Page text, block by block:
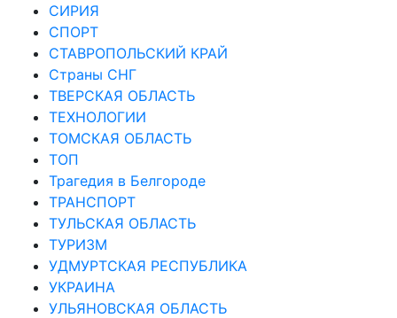
СИРИЯ
СПОРТ
СТАВРОПОЛЬСКИЙ КРАЙ
Страны СНГ
ТВЕРСКАЯ ОБЛАСТЬ
ТЕХНОЛОГИИ
ТОМСКАЯ ОБЛАСТЬ
ТОП
Трагедия в Белгороде
ТРАНСПОРТ
ТУЛЬСКАЯ ОБЛАСТЬ
ТУРИЗМ
УДМУРТСКАЯ РЕСПУБЛИКА
УКРАИНА
УЛЬЯНОВСКАЯ ОБЛАСТЬ